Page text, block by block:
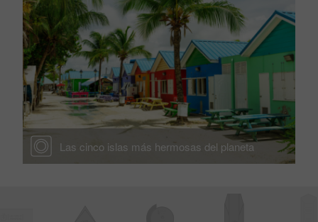
Las cinco islas más hermosas del planeta